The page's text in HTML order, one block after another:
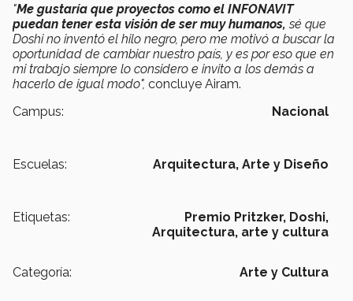
"Me gustaría que proyectos como el INFONAVIT
puedan tener esta visión de ser muy humanos, sé que
Doshi no inventó el hilo negro, pero me motivó a buscar la
oportunidad de cambiar nuestro país, y es por eso que en
mi trabajo siempre lo considero e invito a los demás a
hacerlo de igual modo", concluye Airam.
Campus:
Nacional
Escuelas: Arquitectura, Arte y Diseño
Etiquetas: Premio Pritzker, Doshi,
Arquitectura, arte y cultura
Categoría: Arte y Cultura